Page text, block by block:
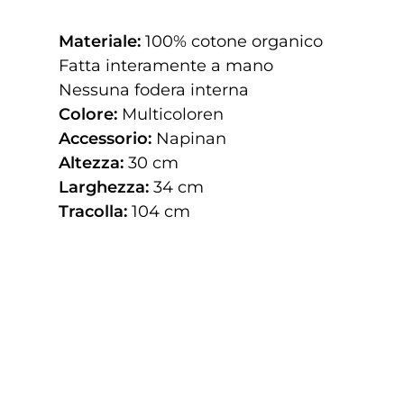
Materiale: 100% cotone organico
Fatta interamente a mano
Nessuna fodera interna
Colore: Multicoloren
Accessorio: Napinan
Altezza: 30 cm
Larghezza: 34 cm
Tracolla: 104 cm